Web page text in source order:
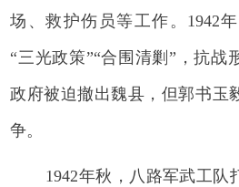
场、救护伤员等工作。1942
“三光政策”“合围清剿”，抗战
政府被迫撤出魏县，但郭书玉
争。
1942年秋，八路军武工队